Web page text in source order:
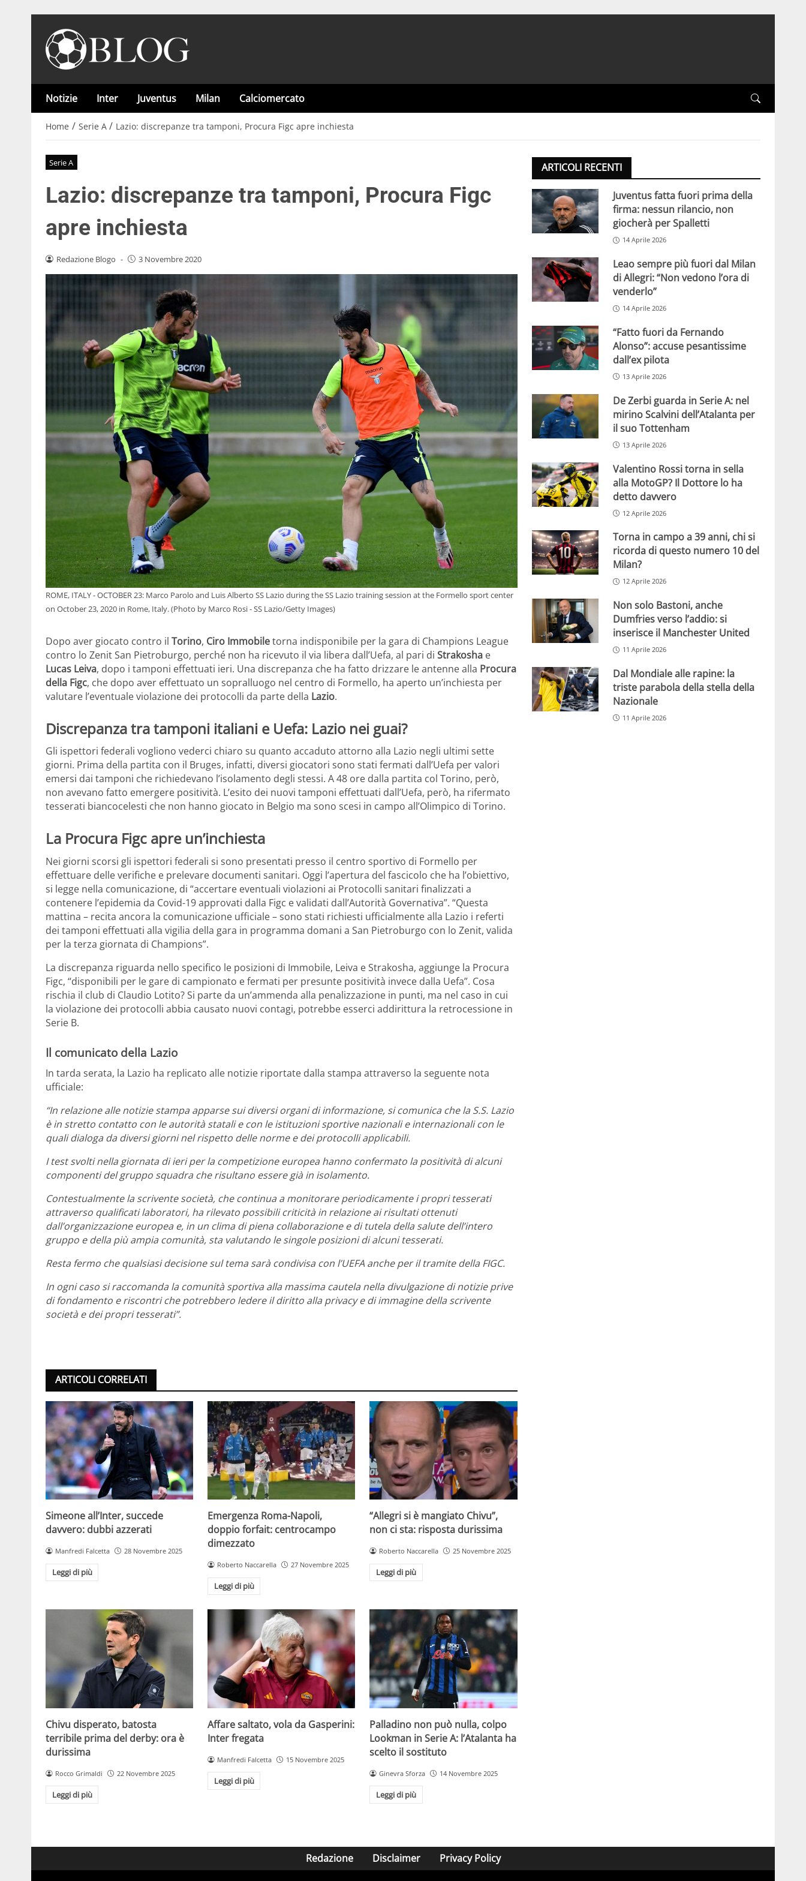
Notizie Inter Juventus Milan Calciomercato
Home / Serie A / Lazio: discrepanze tra tamponi, Procura Figc apre inchiesta
Serie A
Lazio: discrepanze tra tamponi, Procura Figc
apre inchiesta
Redazione Blogo - 3 Novembre 2020
ROME, ITALY - OCTOBER 23: Marco Parolo and Luis Alberto SS Lazio during the SS Lazio training session at the Formello sport center
on October 23, 2020 in Rome, Italy. (Photo by Marco Rosi - SS Lazio/Getty Images)
Dopo aver giocato contro il Torino, Ciro Immobiletorna indisponibile per la gara di Champions League
contro lo Zenit San Pietroburgo, perché non ha ricevuto il via libera dall’Uefa, al pari di Strakosha e
Lucas Leiva, dopo i tamponi effettuati ieri. Una discrepanza che ha fatto drizzare le antenne alla Procura
della Figc, che dopo aver effettuato un sopralluogo nel centro di Formello, ha aperto un’inchiesta per
valutare l’eventuale violazione dei protocolli da parte della Lazio.
Discrepanza tra tamponi italiani e Uefa: Lazio nei guai?
Gli ispettori federali vogliono vederci chiaro su quanto accaduto attorno alla Lazio negli ultimi sette
giorni. Prima della partita con il Bruges, infatti, diversi giocatori sono stati fermati dall’Uefa per valori
emersi dai tamponi che richiedevano l’isolamento degli stessi. A 48 ore dalla partita col Torino, però,
non avevano fatto emergere positività. L’esito dei nuovi tamponi effettuati dall’Uefa, però, ha rifermato
tesserati biancocelesti che non hanno giocato in Belgio ma sono scesi in campo all’Olimpico di Torino.
La Procura Figc apre un’inchiesta
Nei giorni scorsi gli ispettori federali si sono presentati presso il centro sportivo di Formello per
effettuare delle verifiche e prelevare documenti sanitari. Oggi l’apertura del fascicolo che ha l’obiettivo,
si legge nella comunicazione, di “accertare eventuali violazioni ai Protocolli sanitari finalizzati a
contenere l’epidemia da Covid-19 approvati dalla Figc e validati dall’Autorità Governativa”. “Questa
mattina – recita ancora la comunicazione ufficiale – sono stati richiesti ufficialmente alla Lazio i referti
dei tamponi effettuati alla vigilia della gara in programma domani a San Pietroburgo con lo Zenit, valida
per la terza giornata di Champions”.
La discrepanza riguarda nello specifico le posizioni di Immobile, Leiva e Strakosha, aggiunge la Procura
Figc, “disponibili per le gare di campionato e fermati per presunte positività invece dalla Uefa”. Cosa
rischia il club di Claudio Lotito? Si parte da un’ammenda alla penalizzazione in punti, ma nel caso in cui
la violazione dei protocolli abbia causato nuovi contagi, potrebbe esserci addirittura la retrocessione in
Serie B.
Il comunicato della Lazio
In tarda serata, la Lazio ha replicato alle notizie riportate dalla stampa attraverso la seguente nota
ufficiale:
“In relazione alle notizie stampa apparse sui diversi organi di informazione, si comunica che la S.S. Lazio
è in stretto contatto con le autorità statali e con le istituzioni sportive nazionali e internazionali con le
quali dialoga da diversi giorni nel rispetto delle norme e dei protocolli applicabili.
I test svolti nella giornata di ieri per la competizione europea hanno confermato la positività di alcuni
componenti del gruppo squadra che risultano essere già in isolamento.
Contestualmente la scrivente società, che continua a monitorare periodicamente i propri tesserati
attraverso qualificati laboratori, ha rilevato possibili criticità in relazione ai risultati ottenuti
dall’organizzazione europea e, in un clima di piena collaborazione e di tutela della salute dell’intero
gruppo e della più ampia comunità, sta valutando le singole posizioni di alcuni tesserati.
Resta fermo che qualsiasi decisione sul tema sarà condivisa con l’UEFA anche per il tramite della FIGC.
In ogni caso si raccomanda la comunità sportiva alla massima cautela nella divulgazione di notizie prive
di fondamento e riscontri che potrebbero ledere il diritto alla privacy e di immagine della scrivente
società e dei propri tesserati”.
ARTICOLI CORRELATI
Simeone all’Inter, succede
davvero: dubbi azzerati
Manfredi Falcetta 28 Novembre 2025
Leggi di più
Emergenza Roma-Napoli,
doppio forfait: centrocampo
dimezzato
Roberto Naccarella 27 Novembre 2025
Leggi di più
“Allegri si è mangiato Chivu”,
non ci sta: risposta durissima
Roberto Naccarella 25 Novembre 2025
Leggi di più
Chivu disperato, batosta
terribile prima del derby: ora è
durissima
Rocco Grimaldi 22 Novembre 2025
Leggi di più
Affare saltato, vola da Gasperini:
Inter fregata
Manfredi Falcetta 15 Novembre 2025
Leggi di più
Palladino non può nulla, colpo
Lookman in Serie A: l’Atalanta ha
scelto il sostituto
Ginevra Sforza 14 Novembre 2025
Leggi di più
ARTICOLI RECENTI
Juventus fatta fuori prima della
firma: nessun rilancio, non
giocherà per Spalletti
14 Aprile 2026
Leao sempre più fuori dal Milan
di Allegri: “Non vedono l’ora di
venderlo”
14 Aprile 2026
“Fatto fuori da Fernando
Alonso”: accuse pesantissime
dall’ex pilota
13 Aprile 2026
De Zerbi guarda in Serie A: nel
mirino Scalvini dell’Atalanta per
il suo Tottenham
13 Aprile 2026
Valentino Rossi torna in sella
alla MotoGP? Il Dottore lo ha
detto davvero
12 Aprile 2026
Torna in campo a 39 anni, chi si
ricorda di questo numero 10 del
Milan?
12 Aprile 2026
Non solo Bastoni, anche
Dumfries verso l’addio: si
inserisce il Manchester United
11 Aprile 2026
Dal Mondiale alle rapine: la
triste parabola della stella della
Nazionale
11 Aprile 2026
Redazione Disclaimer Privacy Policy